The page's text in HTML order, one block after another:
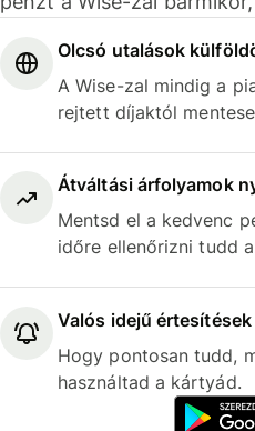
Olcsó utalások
A Wise-zal mindig a
rejtett díjaktól
Átváltási árfolyamok
Mentsd el a kedvenc
időre ellenőrizni tudd
Valós idejű értesítések
Hogy pontosan tudd,
használtad a kártyád.